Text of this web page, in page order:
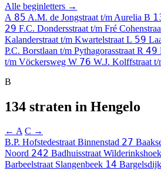
Alle beginletters →
A 85 A.M. de Jongstraat t/m Aurelia B
29 F.C. Dondersstraat t/m Fré
Kalanderstraat t/m Kwartelstraat L 59
P.C. Borstlaan t/m Pythagorasstraat R 49
t/m Vöckersweg W 76 W.J. Kolffstraat
B
134 straten in Hengelo
← A C →
B.P. Hofstedestraat Binnenstad 27
Noord 242 Badhuisstraat Wilderinkshoek
Barbeelstraat Slangenbeek 14 Bargelsdijk